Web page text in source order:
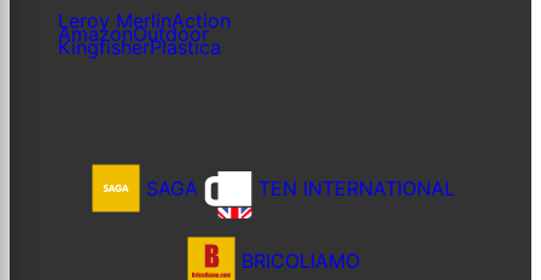
Leroy MerlinAction
AmazonOutdoor
KingfisherPlastica
SAGA TEN INTERNATIONAL
BRICOLIAMO